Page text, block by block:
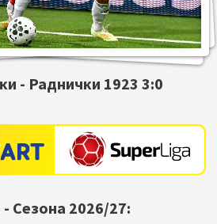
- Раднички 1923 3:0
- Сезона 2026/27: